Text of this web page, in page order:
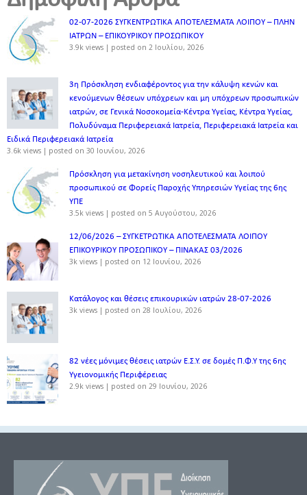
02-07-2026 ΣΥΓΚΕΝΤΡΩΤΙΚΑ ΑΠΟΤΕΛΕΣΜΑΤΑ ΛΟΙΠΟΥ – ΠΛΗΝ
ΙΑΤΡΩΝ – ΕΠΙΚΟΥΡΙΚΟΥ ΠΡΟΣΩΠΙΚOY
3.9k views | posted on 2 Ιουλίου, 2026
3η Πρόσκληση ενδιαφέροντος για την κάλυψη κενών και
κενούμενων θέσεων υπόχρεων και μη υπόχρεων προσωπικών
ιατρών, σε Γενικά Νοσοκομεία-Κέντρα Υγείας, Κέντρα Υγείας,
Πολυδύναμα Περιφερειακά Ιατρεία, Περιφερειακά Ιατρεία και
Ειδικά Περιφερειακά Ιατρεία
3.6k views | posted on 30 Ιουνίου, 2026
Πρόσκληση για μετακίνηση νοσηλευτικού και λοιπού
προσωπικού σε Φορείς Παροχής Υπηρεσιών Υγείας της 6ης
ΥΠΕ
3.5k views | posted on 5 Αυγούστου, 2026
12/06/2026 – ΣΥΓΚΕΤΡΩΤΙΚΑ ΑΠΟΤΕΛΕΣΜΑΤΑ ΛΟΙΠΟΥ
ΕΠΙΚΟΥΡΙΚΟΥ ΠΡΟΣΩΠΙΚΟΥ – ΠΙΝΑΚΑΣ 03/2026
3k views | posted on 12 Ιουνίου, 2026
Κατάλογος και θέσεις επικουρικών ιατρών 28-07-2026
3k views | posted on 28 Ιουλίου, 2026
82 νέες μόνιμες θέσεις ιατρών Ε.Σ.Υ. σε δομές Π.Φ.Υ της 6ης
Υγειονομικής Περιφέρειας
2.9k views | posted on 29 Ιουνίου, 2026